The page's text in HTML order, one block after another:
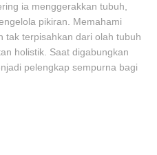
ia menggerakkan tubuh,
pikiran. Memahami
tak terpisahkan dari olah tubuh
holistik. Saat digabungkan
pelengkap sempurna bagi